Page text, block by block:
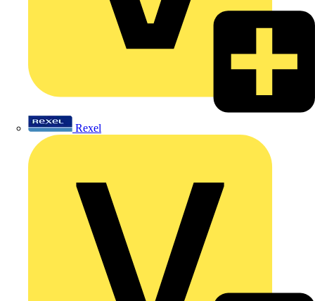
Rexel